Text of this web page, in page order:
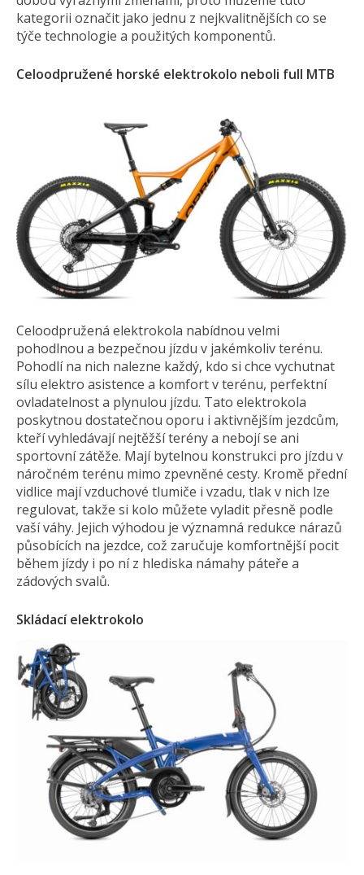
kategorii označit jako jednu z nejkvalitnějších co se
týče technologie a použitých komponentů.
Celoodpružené horské elektrokolo neboli full MTB
Celoodpružená elektrokola nabídnou velmi
pohodlnou a bezpečnou jízdu v jakémkoliv terénu.
Pohodlí na nich nalezne každý, kdo si chce vychutnat
sílu elektro asistence a komfort v terénu, perfektní
ovladatelnost a plynulou jízdu. Tato elektrokola
poskytnou dostatečnou oporu i aktivnějším jezdcům,
kteří vyhledávají nejtěžší terény a nebojí se ani
sportovní zátěže. Mají bytelnou konstrukci pro jízdu v
náročném terénu mimo zpevněné cesty. Kromě přední
vidlice mají vzduchové tlumiče i vzadu, tlak v nich lze
regulovat, takže si kolo můžete vyladit přesně podle
vaší váhy. Jejich výhodou je významná redukce nárazů
působících na jezdce, což zaručuje komfortnější pocit
během jízdy i po ní z hlediska námahy páteře a
zádových svalů.
Skládací elektrokolo